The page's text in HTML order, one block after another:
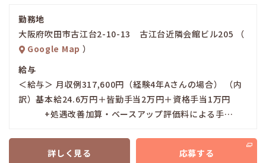
勤務地
大阪府吹田市古江台2-10-13 古江台近隣会館ビル205 （
Google Map ）
給与
＜給与＞ 月収例317,600円（経験4年Aさんの場合） （内
訳）基本給24.6万円＋皆勤手当2万円＋資格手当1万円
+処遇改善加算・ベースアップ評価料による手…
詳しく見る 応募する